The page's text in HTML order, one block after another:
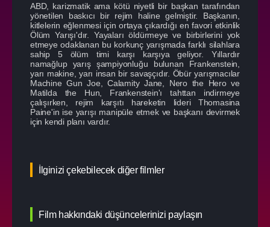
ABD, karizmatik ama kötü niyetli bir başkan tarafından
yönetilen baskıcı bir rejim haline gelmiştir. Başkanın,
kitlelerin eğlenmesi için ortaya çıkardığı en favori etkinlik
Ölüm Yarışı'dır. Yayaları öldürmeye ve birbirlerini yok
etmeye odaklanan bu korkunç yarışmada farklı silahlara
sahip 5 ölüm timi karşı karşıya geliyor. Yıllardır
namağlup yarış şampiyonluğu bulunan Frankenstein,
yarı makine, yarı insan bir savaşçıdır. Öbür yarışmacılar
Machine Gun Joe, Calamity Jane, Nero the Hero ve
Matilda the Hun, Frankenstein'ı tahttan indirmeye
çalışırken, rejim karşıtı hareketin lideri Thomasina
Paine'in ise yarışı manipüle etmek ve başkanı devirmek
için kendi planı vardır.
İlginizi çekebilecek diğer filmler
Film hakkındaki düşüncelerinizi paylaşın